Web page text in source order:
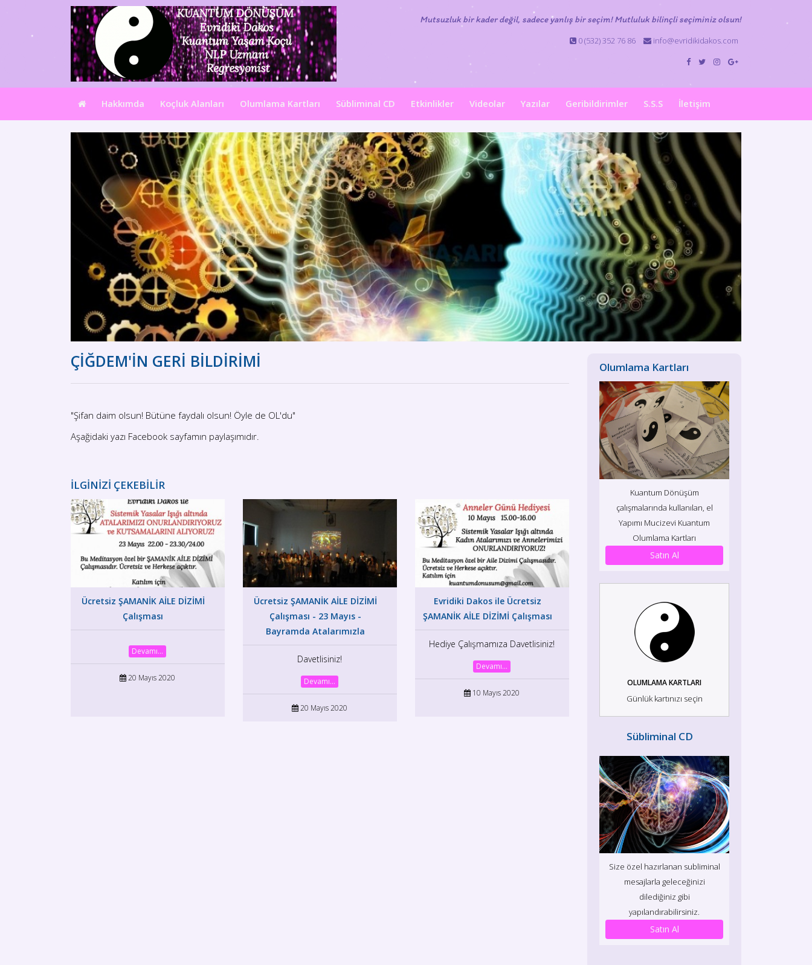
Mutsuzluk bir kader değil, sadece yanlış bir seçim! Mutluluk bilinçli seçiminiz olsun!
0 (532) 352 76 86
info@evridikidakos.com
Hakkımda Koçluk Alanları Olumlama Kartları Sübliminal CD Etkinlikler Videolar Yazılar Geribildirimler S.S.S İletişim
ÇİĞDEM'İN GERİ BİLDİRİMİ
"Şifan daim olsun! Bütüne faydalı olsun! Öyle de OL'du"
Aşağidaki yazı Facebook sayfamın paylaşımıdır.
İLGİNİZİ ÇEKEBİLİR
Ücretsiz ŞAMANİK AİLE DİZİMİ
Çalışması
Devamı...
20 Mayıs 2020
Ücretsiz ŞAMANİK AİLE DİZİMİ
Çalışması - 23 Mayıs -
Bayramda Atalarımızla
Davetlisiniz!
Devamı...
20 Mayıs 2020
Evridiki Dakos ile Ücretsiz
ŞAMANİK AİLE DİZİMİ Çalışması
Hediye Çalışmamıza Davetlisiniz!
Devamı...
10 Mayıs 2020
Olumlama Kartları
Kuantum Dönüşüm
çalışmalarında kullanılan, el
Yapımı Mucizevi Kuantum
Olumlama Kartları
Satın Al
OLUMLAMA KARTLARI
Günlük kartınızı seçin
Sübliminal CD
Size özel hazırlanan subliminal
mesajlarla geleceğinizi
dilediğiniz gibi
yapılandırabilirsiniz.
Satın Al